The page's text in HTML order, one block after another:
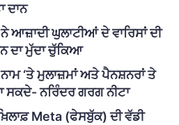
ਦਾਨ
ਆਜ਼ਾਦੀ ਘੁਲਾਟੀਆਂ ਦੇ ਵਾਰਿਸਾਂ ਦੀ
ਦਾ ਮੁੱਦਾ ਚੁੱਕਿਆ
‘ਤੇ ਮੁਲਾਜ਼ਮਾਂ ਅਤੇ ਪੈਨਸ਼ਨਰਾਂ ਤੇ
ਸਕਦੇ- ਨਰਿੰਦਰ ਗਰਗ ਨੀਟਾ
Meta (ਫੇਸਬੁੱਕ) ਦੀ ਵੱਡੀ